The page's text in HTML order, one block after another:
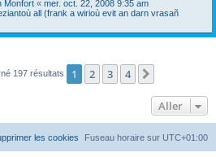
Monfort « mer. oct. 22, 2008 9:35 am
all (frank a wirioù evit an darn vrasañ
197 résultats 1 2 3 4
Aller
Fuseau horaire sur UTC+01:00
les cookies